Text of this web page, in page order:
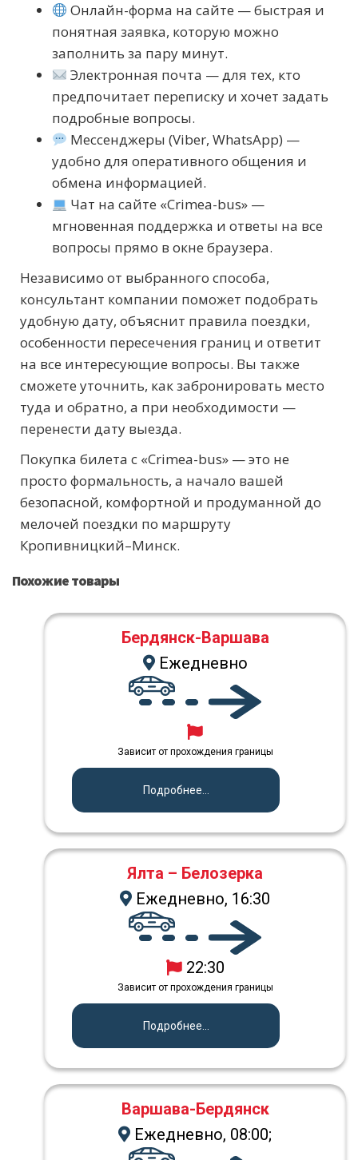
Онлайн-форма на сайте — быстрая и
понятная заявка, которую можно
заполнить за пару минут.
Электронная почта — для тех, кто
предпочитает переписку и хочет задать
подробные вопросы.
Мессенджеры (Viber, WhatsApp) —
удобно для оперативного общения и
обмена информацией.
Чат на сайте «Crimea-bus» —
мгновенная поддержка и ответы на все
вопросы прямо в окне браузера.
Независимо от выбранного способа,
консультант компании поможет подобрать
удобную дату, объяснит правила поездки,
особенности пересечения границ и ответит
на все интересующие вопросы. Вы также
сможете уточнить, как забронировать место
туда и обратно, а при необходимости —
перенести дату выезда.
Покупка билета с «Crimea-bus» — это не
просто формальность, а начало вашей
безопасной, комфортной и продуманной до
мелочей поездки по маршруту
Кропивницкий–Минск.
Похожие товары
Бердянск-Варшава
Ежедневно
Зависит от прохождения границы
Подробнее...
Ялта – Белозерка
Ежедневно, 16:30
22:30
Зависит от прохождения границы
Подробнее...
Варшава-Бердянск
Ежедневно, 08:00;